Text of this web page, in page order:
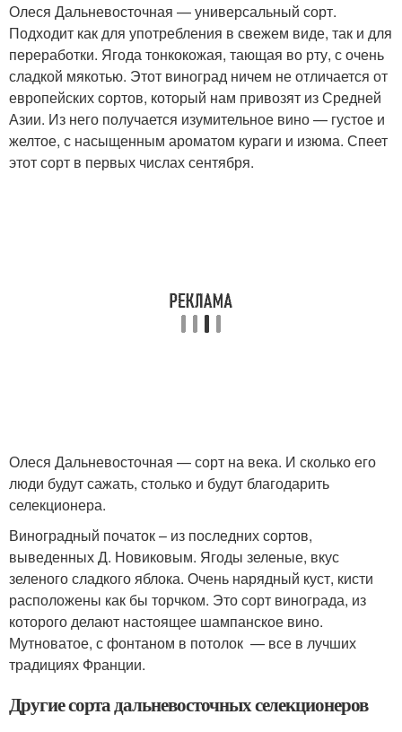
Олеся Дальневосточная — универсальный сорт.
Подходит как для употребления в свежем виде, так и для
переработки. Ягода тонкокожая, тающая во рту, с очень
сладкой мякотью. Этот виноград ничем не отличается от
европейских сортов, который нам привозят из Средней
Азии. Из него получается изумительное вино — густое и
желтое, с насыщенным ароматом кураги и изюма. Спеет
этот сорт в первых числах сентября.
Олеся Дальневосточная — сорт на века. И сколько его
люди будут сажать, столько и будут благодарить
селекционера.
Виноградный початок – из последних сортов,
выведенных Д. Новиковым. Ягоды зеленые, вкус
зеленого сладкого яблока. Очень нарядный куст, кисти
расположены как бы торчком. Это сорт винограда, из
которого делают настоящее шампанское вино.
Мутноватое, с фонтаном в потолок — все в лучших
традициях Франции.
Другие сорта дальневосточных селекционеров